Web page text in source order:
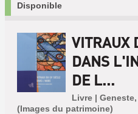
Disponible
VITRAUX
DANS
DE L...
Livre |
(Images du patrimoine)